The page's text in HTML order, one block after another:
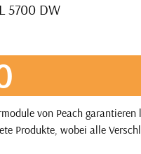
5700 DW
von Peach
Produkte, wobei alle